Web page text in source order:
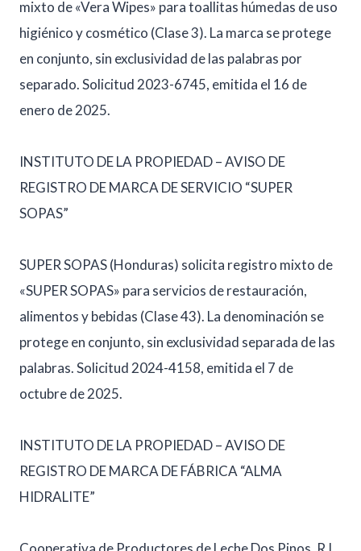
mixto de «Vera Wipes» para toallitas húmedas de uso
higiénico y cosmético (Clase 3). La marca se protege
en conjunto, sin exclusividad de las palabras por
separado. Solicitud 2023-6745, emitida el 16 de
enero de 2025.
INSTITUTO DE LA PROPIEDAD – AVISO DE
REGISTRO DE MARCA DE SERVICIO “SUPER
SOPAS”
SUPER SOPAS (Honduras) solicita registro mixto de
«SUPER SOPAS» para servicios de restauración,
alimentos y bebidas (Clase 43). La denominación se
protege en conjunto, sin exclusividad separada de las
palabras. Solicitud 2024-4158, emitida el 7 de
octubre de 2025.
INSTITUTO DE LA PROPIEDAD – AVISO DE
REGISTRO DE MARCA DE FÁBRICA “ALMA
HIDRALITE”